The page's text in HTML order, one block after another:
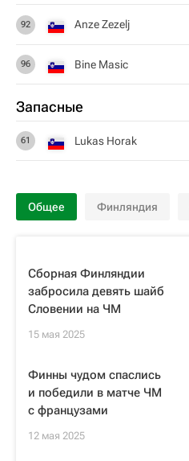
92 Anze Zezelj
96 Bine Masic
Запасные
61 Lukas Horak
Общее Финляндия
Сборная Финляндии
забросила девять шайб
Словении на ЧМ
15 мая 2025
Финны чудом спаслись
и победили в матче ЧМ
с французами
12 мая 2025